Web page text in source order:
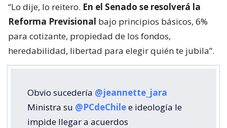
“Lo dije, lo reitero. En el Senado se resolverá la
Reforma Previsional bajo principios básicos, 6%
para cotizante, propiedad de los fondos,
heredabilidad, libertad para elegir quién te jubila”.
Obvio sucedería @jeannette_jara
Ministra su @PCdeChilee ideología le
impide llegar a acuerdos